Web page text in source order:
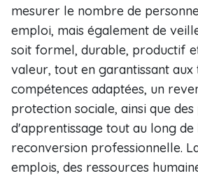
mesurer le nombre de
emploi, mais également de
soit formel, durable, productif
valeur, tout en garantissant
compétences adaptées, un
protection sociale, ainsi que des
d'apprentissage tout au long de
reconversion professionnelle.
emplois, des ressources